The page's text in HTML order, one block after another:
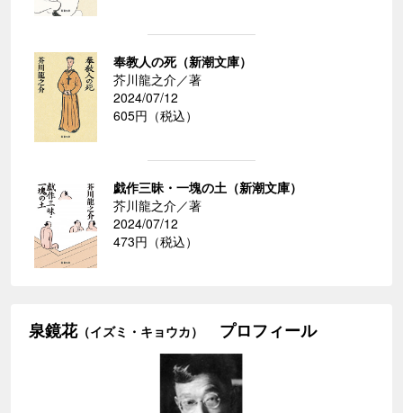
奉教人の死（新潮文庫）
芥川龍之介／著
2024/07/12
605円（税込）
戯作三昧・一塊の土（新潮文庫）
芥川龍之介／著
2024/07/12
473円（税込）
泉鏡花（イズミ・キョウカ） プロフィール